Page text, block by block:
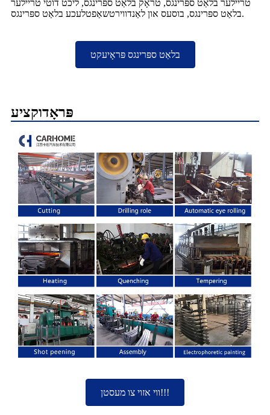
טריילער בלאַט ספּרינגס, טראָק בלאַט ספּרינגס, ליכט דוטי טריילער
בלאַט ספּרינגס, בוסעס און לאַנדווירטשאַפטלעכע בלאַט ספּרינגס.
בלאַט ספּרינגס פּראָיעקט
פּראָדוקציע
ווי אזוי צו מעסטן!!!